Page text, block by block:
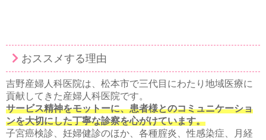
おススメする理由
吉野産婦人科医院は、松本市で三代目にわたり地域医療に
貢献してきた産婦人科医院です。
サービス精神をモットーに、患者様とのコミュニケーショ
ンを大切にした丁寧な診察を心がけています。
子宮癌検診、妊婦健診のほか、各種腟炎、性感染症、月経